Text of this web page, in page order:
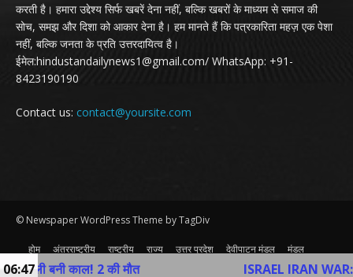
करती है। हमारा उद्देश्य सिर्फ खबरें देना नहीं, बल्कि खबरों के माध्यम से समाज की
सोच, समझ और दिशा को आकार देना है। हम मानते हैं कि पत्रकारिता महज़ एक पेशा
नहीं, बल्कि जनता के प्रति उत्तरदायित्व है।
ईमेल:hindustandailynews1@gmail.com/ WhatsApp: +91-
8423190190
Contact us: contact@yoursite.com
© Newspaper WordPress Theme by TagDiv
होम अंतरराष्ट्रीय राष्ट्रीय राज्य उत्तर प्रदेश देवीपाटन मंडल
मंडल
व्यापार
खेल अन्य Contact Us
काल! 2 की मौत ISRAEL IRAN WAR: तेहरान
06:47